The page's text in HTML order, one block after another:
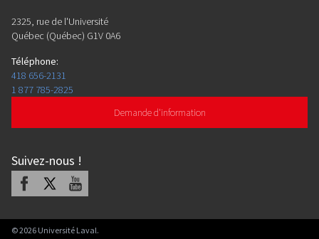
2325, rue de l'Université
Québec (Québec) G1V 0A6
Téléphone:
418 656-2131
1 877 785-2825
Demande d'information
Suivez-nous !
Facebook Youtube
©2026 Université Laval.